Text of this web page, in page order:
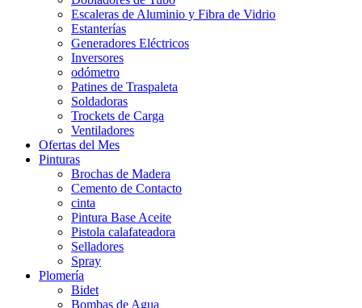
Escaleras de Aluminio y Fibra de Vidrio
Estanterías
Generadores Eléctricos
Inversores
odómetro
Patines de Traspaleta
Soldadoras
Trockets de Carga
Ventiladores
Ofertas del Mes
Pinturas
Brochas de Madera
Cemento de Contacto
cinta
Pintura Base Aceite
Pistola calafateadora
Selladores
Spray
Plomería
Bidet
Bombas de Agua